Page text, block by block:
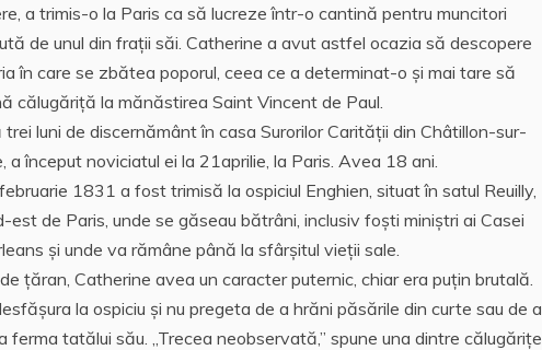
a trimis-o la Paris ca să lucreze într-o cantină pentru muncitori
de unul din frații săi. Catherine a avut astfel ocazia să descopere
în care se zbătea poporul, ceea ce a determinat-o şi mai tare să
călugăriţă la mănăstirea Saint Vincent de Paul.
trei luni de discernământ în casa Surorilor Carității din Châtillon-sur-
a început noviciatul ei la 21aprilie, la Paris. Avea 18 ani.
1831 a fost trimisă la ospiciul Enghien, situat în satul Reuilly,
est de Paris, unde se găseau bătrâni, inclusiv foști miniștri ai Casei
şi unde va rămâne până la sfârşitul vieţii sale.
ţăran, Catherine avea un caracter puternic, chiar era puţin brutală.
la ospiciu şi nu pregeta de a hrăni păsările din curte sau de a
tatălui său. „Trecea neobservată,” spune una dintre călugărițe.